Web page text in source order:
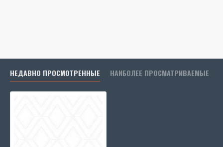
НЕДАВНО ПРОСМОТРЕННЫЕ НАИБОЛЕЕ ПРОСМАТРИВАЕМЫЕ